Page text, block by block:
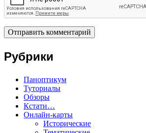
Рубрики
Паноптикум
Туториалы
Обзоры
Кстати…
Онлайн-карты
Исторические